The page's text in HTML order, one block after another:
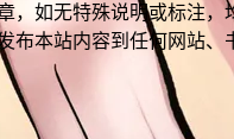
，如无特殊说明或标注
布本站内容到任何网站